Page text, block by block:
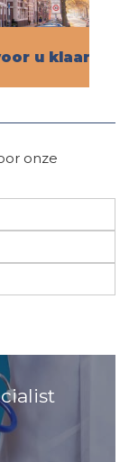
u klaar!
onze